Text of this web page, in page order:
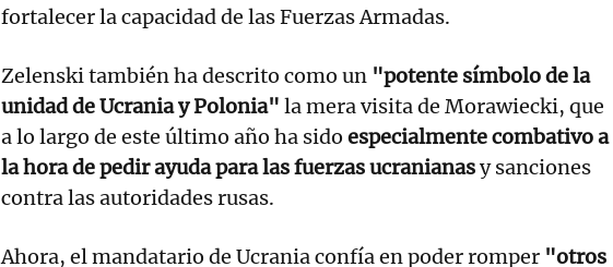
fortalecer la capacidad de las Fuerzas Armadas.
Zelenski también ha descrito como un "potente símbolo de la
unidad de Ucrania y Polonia" la mera visita de Morawiecki, que
a lo largo de este último año ha sido especialmente combativo a
la hora de pedir ayuda para las fuerzas ucranianasy sanciones
contra las autoridades rusas.
Ahora, el mandatario de Ucrania confía en poder romper "otros